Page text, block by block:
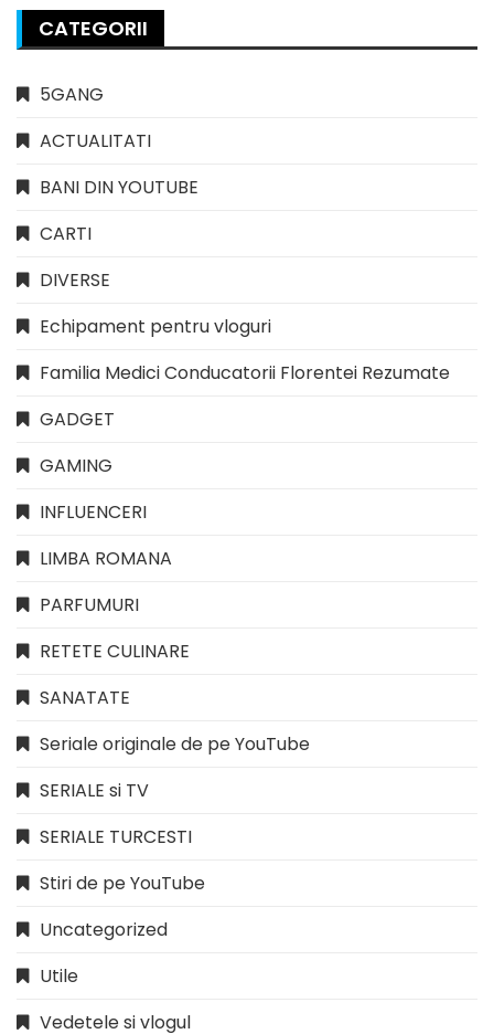
CATEGORII
5GANG
ACTUALITATI
BANI DIN YOUTUBE
CARTI
DIVERSE
Echipament pentru vloguri
Familia Medici Conducatorii Florentei Rezumate
GADGET
GAMING
INFLUENCERI
LIMBA ROMANA
PARFUMURI
RETETE CULINARE
SANATATE
Seriale originale de pe YouTube
SERIALE si TV
SERIALE TURCESTI
Stiri de pe YouTube
Uncategorized
Utile
Vedetele si vlogul